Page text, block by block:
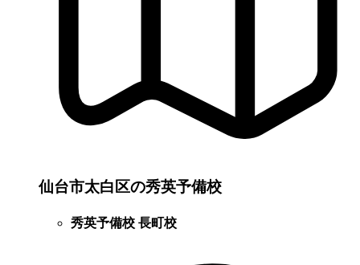
仙台市太白区の秀英予備校
秀英予備校 長町校